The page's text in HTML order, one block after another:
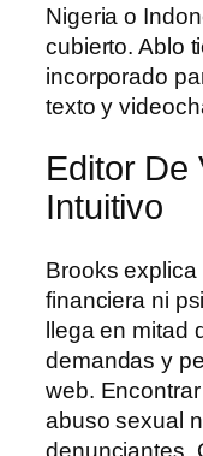
Nigeria o
cubierto. Ablo
incorporado
texto y
Editor De
Intuitivo
Brooks explica
financiera ni
llega en mitad
demandas y
web.
abuso sexual
denunciantes.